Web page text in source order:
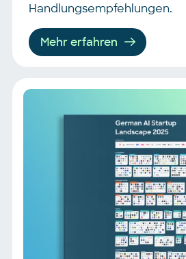
Handlungsempfehlungen.
Mehr erfahren